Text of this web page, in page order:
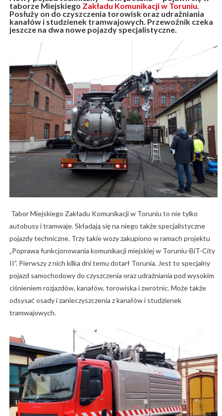
taborze Miejskiego Zakładu Komunikacji w Toruniu.
Posłuży on do czyszczenia torowisk oraz udrażniania
kanałów i studzienek tramwajowych. Przewoźnik czeka
jeszcze na dwa nowe pojazdy specjalistyczne.
Tabor Miejskiego Zakładu Komunikacji w Toruniu to nie tylko
autobusy i tramwaje. Składają się na niego także specjalistyczne
pojazdy techniczne. Trzy takie wozy zakupiono w ramach projektu
„Poprawa funkcjonowania komunikacji miejskiej w Toruniu-BiT-City
II”. Pierwszy z nich kilka dni temu dotarł Torunia. Jest to specjalny
pojazd samochodowy do czyszczenia oraz udrażniania pod wysokim
ciśnieniem rozjazdów, kanałów, torowiska i zwrotnic. Może także
odsysać osady i zanieczyszczenia z kanałów i studzienek
tramwajowych.